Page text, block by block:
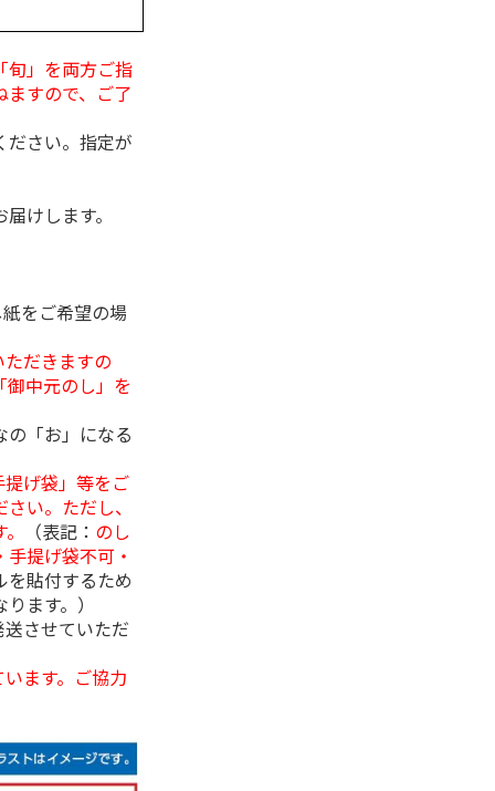
」を両方ご指
すので、ご了
さい。指定が
けします。
をご希望の場
だきますの
中元のし」を
「お」になる
げ袋」等をご
い。ただし、
（表記： のし
提げ袋不可・
を貼付するため
ます。）
させていただ
ます。ご協力